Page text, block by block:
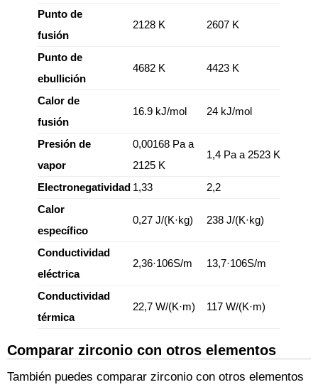
Punto de
fusión
2128 K 2607 K
Punto de
ebullición
4682 K 4423 K
Calor de
fusión
16.9 kJ/mol 24 kJ/mol
Presión de
vapor
0,00168 Pa a
2125 K
1,4 Pa a 2523 K
Electronegatividad 1,33
2,2
Calor
específico
0,27 J/(K·kg) 238 J/(K·kg)
Conductividad
eléctrica
2,36·106S/m 13,7·106S/m
Conductividad
térmica
22,7 W/(K·m) 117 W/(K·m)
Comparar zirconio con otros elementos
También puedes comparar zirconio con otros elementos